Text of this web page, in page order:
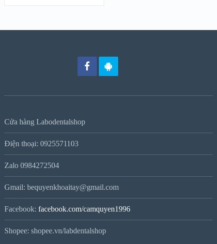
Cửa hàng Labodentalshop
Điện thoại: 0925571103
Zalo 0984272504
Gmail: bequyenkhoaitay@gmail.com
Facebook: facebook.com/camquyen1996
Shopee: shopee.vn/labdentalshop